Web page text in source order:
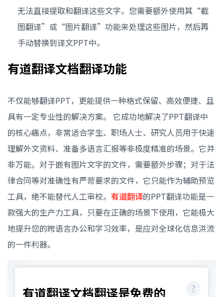
无法直接提取和翻译这些文字。您需要额外使用其“截
图翻译”或“图片翻译”功能来处理这些图片，然后再
手动替换到译文PPT中。
有道翻译文档翻译功能
不仅能够翻译PPT，更能提供一种格式保留、高效便捷、且
具有一定专业性的解决方案。 它成功地解决了PPT翻译中
的核心痛点，非常适合学生、职场人士、研究人员用于快速
理解外文资料、准备多语言汇报等非极度精准的场景。它并
非万能。对于嵌有图片文字的文件，需要额外步骤；对于法
律合同等对准确性有严苛要求的文件，它只能作为辅助预览
工具，绝不能替代人工审校。 有道翻译的PPT翻译功能是一
款强大的生产力工具，只要在正确的场景下使用，它能极大
地提升您的跨语言办公和学习效率，是应对全球化信息洪流
的一件利器。
有道翻译文档翻译是免费的